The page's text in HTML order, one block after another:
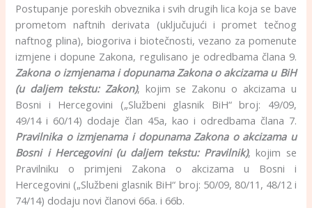
Postupanje poreskih obveznika i svih drugih lica koja se bave
prometom naftnih derivata (uključujući i promet tečnog
naftnog plina), biogoriva i biotečnosti, vezano za pomenute
izmjene i dopune Zakona, regulisano je odredbama člana 9.
Zakona o izmjenama i dopunama Zakona o akcizama u BiH
(u daljem tekstu: Zakon), kojim se Zakonu o akcizama u
Bosni i Hercegovini („Službeni glasnik BiH“ broj: 49/09,
49/14 i 60/14) dodaje član 45a, kao i odredbama člana 7.
Pravilnika o izmjenama i dopunama Zakona o akcizama u
Bosni i Hercegovini (u daljem tekstu: Pravilnik), kojim se
Pravilniku o primjeni Zakona o akcizama u Bosni i
Hercegovini („Službeni glasnik BiH“ broj: 50/09, 80/11, 48/12 i
74/14) dodaju novi članovi 66a. i 66b.